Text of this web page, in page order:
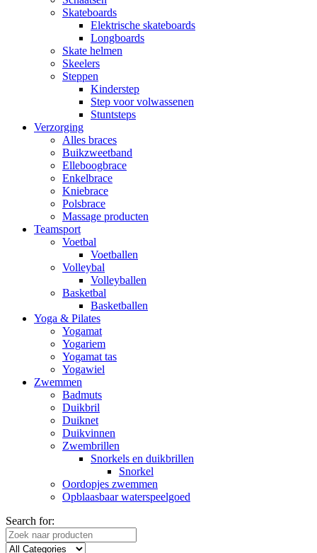
Skateboards
Elektrische skateboards
Longboards
Skate helmen
Skeelers
Steppen
Kinderstep
Step voor volwassenen
Stuntsteps
Verzorging
Alles braces
Buikzweetband
Elleboogbrace
Enkelbrace
Kniebrace
Polsbrace
Massage producten
Teamsport
Voetbal
Voetballen
Volleybal
Volleyballen
Basketbal
Basketballen
Yoga & Pilates
Yogamat
Yogariem
Yogamat tas
Yogawiel
Zwemmen
Badmuts
Duikbril
Duiknet
Duikvinnen
Zwembrillen
Snorkels en duikbrillen
Snorkel
Oordopjes zwemmen
Opblaasbaar waterspeelgoed
Search for: